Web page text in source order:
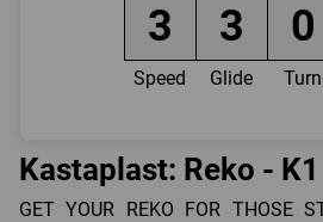
3 3 0
Speed Glide Turn
Kastaplast: Reko -
GET YOUR REKO FOR THOSE